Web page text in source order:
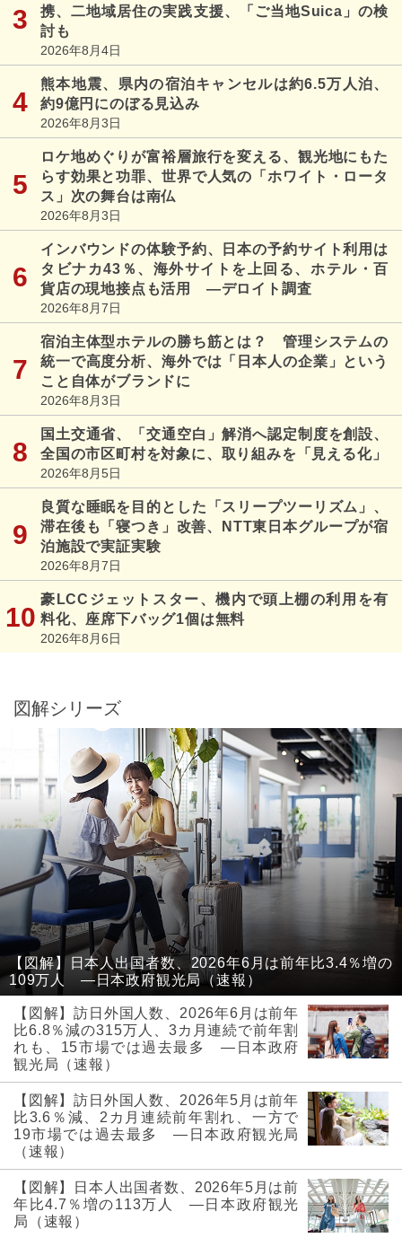
携、二地域居住の実践支援、「ご当地Suica」の検
討も
2026年8月4日
熊本地震、県内の宿泊キャンセルは約6.5万人泊、
約9億円にのぼる見込み
2026年8月3日
ロケ地めぐりが富裕層旅行を変える、観光地にもた
らす効果と功罪、世界で人気の「ホワイト・ロータ
ス」次の舞台は南仏
2026年8月3日
インバウンドの体験予約、日本の予約サイト利用は
タビナカ43％、海外サイトを上回る、ホテル・百
貨店の現地接点も活用 ―デロイト調査
2026年8月7日
宿泊主体型ホテルの勝ち筋とは？ 管理システムの
統一で高度分析、海外では「日本人の企業」という
こと自体がブランドに
2026年8月3日
国土交通省、「交通空白」解消へ認定制度を創設、
全国の市区町村を対象に、取り組みを「見える化」
2026年8月5日
良質な睡眠を目的とした「スリープツーリズム」、
滞在後も「寝つき」改善、NTT東日本グループが宿
泊施設で実証実験
2026年8月7日
豪LCCジェットスター、機内で頭上棚の利用を有
料化、座席下バッグ1個は無料
2026年8月6日
図解シリーズ
【図解】日本人出国者数、2026年6月は前年比3.4％増の
109万人 ―日本政府観光局（速報）
【図解】訪日外国人数、2026年6月は前年
比6.8％減の315万人、3カ月連続で前年割
れも、15市場では過去最多 ―日本政府
観光局（速報）
【図解】訪日外国人数、2026年5月は前年
比3.6％減、2カ月連続前年割れ、一方で
19市場では過去最多 ―日本政府観光局
（速報）
【図解】日本人出国者数、2026年5月は前
年比4.7％増の113万人 ―日本政府観光
局（速報）